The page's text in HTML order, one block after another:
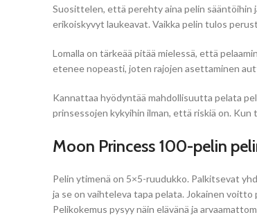
Suosittelen, että perehty aina pelin sääntöihin
erikoiskyvyt laukeavat. Vaikka pelin tulos
Lomalla on tärkeää pitää mielessä, että
etenee nopeasti, joten rajojen asettaminen
Kannattaa hyödyntää mahdollisuutta pelata
prinsessojen kykyihin ilman, että riskiä on.
Moon Princess 100-pelin
Pelin ytimenä on 5×5-ruudukko. Palkitsevat
ja se on vaihteleva tapa pelata. Jokainen
Pelikokemus pysyy näin elävänä ja